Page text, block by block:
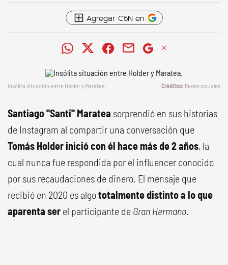
Agregar C5N en
Insólita situación entre Holder y Maratea. Redes sociales
Santiago "Santi" Maratea sorprendió en sus historias
de Instagram al compartir una conversación que
Tomás Holder inició con él hace más de 2 años, la
cual nunca fue respondida por el influencer conocido
por sus recaudaciones de dinero. El mensaje que
recibió en 2020 es algototalmente distinto a lo que
aparenta ser el participante de Gran Hermano.